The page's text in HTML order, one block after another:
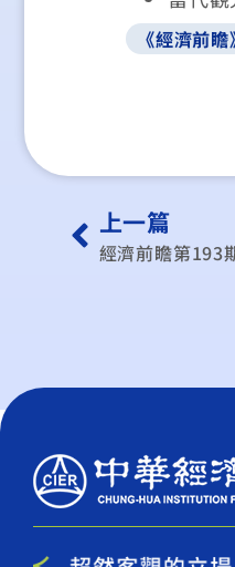
《經濟前
上一篇
經濟前瞻第193